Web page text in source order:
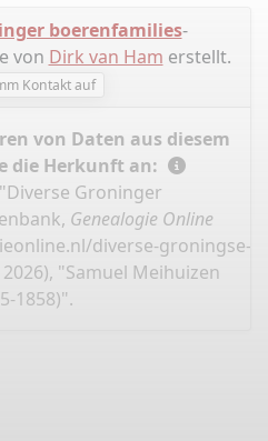
boerenfamilies-
von Dirk van Ham erstellt.
Kontakt auf
von Daten aus diesem
die Herkunft an:
Groninger
Genealogie Online
diverse-groningse-
"Samuel Meihuizen
1858)".